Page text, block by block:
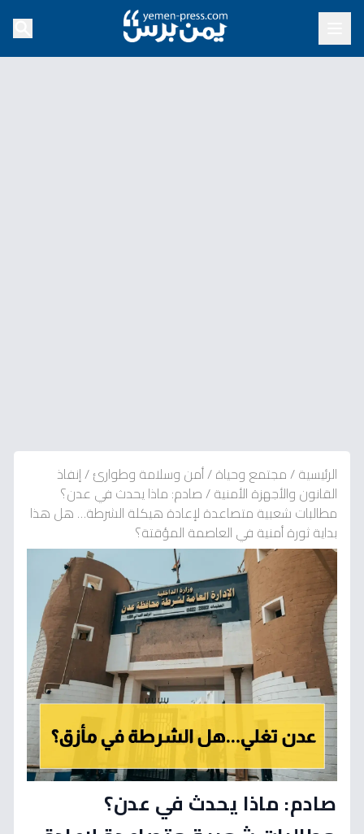
الرئيسية/مجتمع وحياة/أمن وسلامة وطوارئ/إنفاذ
القانون والأجهزة الأمنية/صادم: ماذا يحدث في عدن؟
مطالبات شعبية متصاعدة لإعادة هيكلة الشرطة… هل هذا
بداية ثورة أمنية في العاصمة المؤقتة؟
صادم: ماذا يحدث في عدن؟